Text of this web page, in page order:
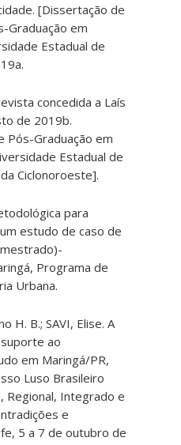
[Dissertação de
Graduação em
Estadual de
concedida a Laís
de 2019b.
Pós-Graduação em
Estadual de
Ciclonoroeste].
para
estudo de caso de
Programa de
Urbana.
H. B.; SAVI, Elise. A
ao
em Maringá/PR,
Luso Brasileiro
Regional, Integrado e
e
5 a 7 de outubro de